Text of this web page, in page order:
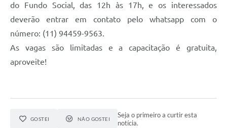
do Fundo Social, das 12h às 17h, e os interessados
deverão entrar em contato pelo whatsapp com o
número: (11) 94459-9563.
As vagas são limitadas e a capacitação é gratuita,
aproveite!
GOSTEI NÃO GOSTEI
Seja o primeiro a curtir esta
notícia.